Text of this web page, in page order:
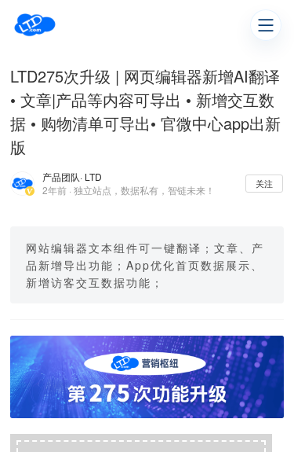
LTD275次升级 | 网页编辑器新增AI翻译
• 文章|产品等内容可导出 • 新增交互数
据 • 购物清单可导出• 官微中心app出新
版
产品团队· LTD
2年前 · 独立站点，数据私有，智链未来！
关注
网站编辑器文本组件可一键翻译；文章、产
品新增导出功能；App优化首页数据展示、
新增访客交互数据功能；